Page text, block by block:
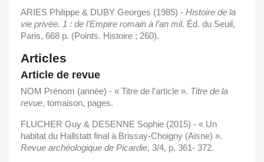
ARIES Philippe & DUBY Georges (1985) - Histoire de la
vie privée. 1 : de l’Empire romain à l’an mil. Éd. du Seuil,
Paris, 668 p. (Points. Histoire ; 260).
Articles
Article de revue
NOM Prénom (année) - « Titre de l’article ». Titre de la
revue, tomaison, pages.
FLUCHER Guy & DESENNE Sophie (2015) - « Un
habitat du Hallstatt final à Brissay-Choigny (Aisne) ».
Revue archéologique de Picardie, 3/4, p. 361- 372.